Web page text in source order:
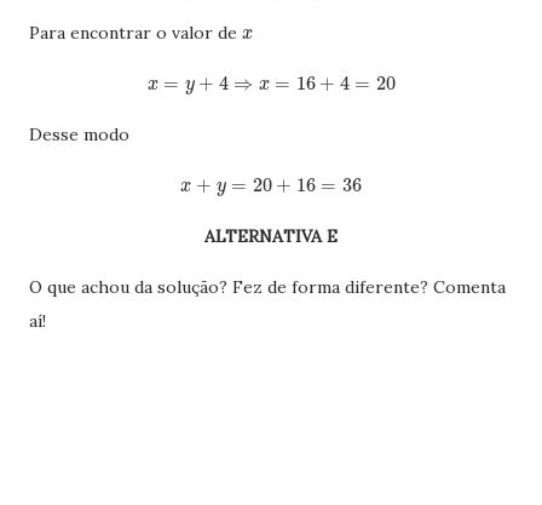
Para encontrar o valor de x
x = y + 4 ⇒ x = 16 + 4 = 20
Desse modo
x + y = 20 + 16 = 36
ALTERNATIVA E
O que achou da solução? Fez de forma diferente? Comenta
aí!